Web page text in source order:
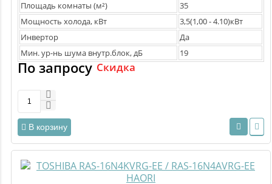
Площадь комнаты (м²)
35
Мощность холода, кВт
3,5(1,00 - 4.10)кВт
Инвертор
Да
Мин. ур-нь шума внутр.блок, дБ
19
По запросу Скидка
В корзину